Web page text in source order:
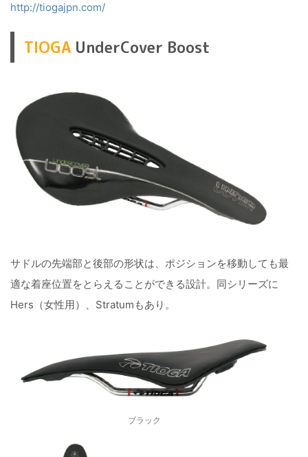
http://tiogajpn.com/
TIOGA UnderCover Boost
サドルの先端部と後部の形状は、ポジションを移動しても最
適な着座位置をとらえることができる設計。同シリーズに
Hers（女性用）、Stratumもあり。
ブラック